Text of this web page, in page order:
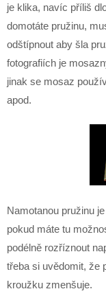
je klika, navíc příliš
domotáte pružinu,
odštípnout aby šla
fotografiích je
jinak se mosaz
apod.
Namotanou pružinu
pokud máte tu
podélně rozříznout
třeba si uvědomit, že
kroužku zmenšuje.